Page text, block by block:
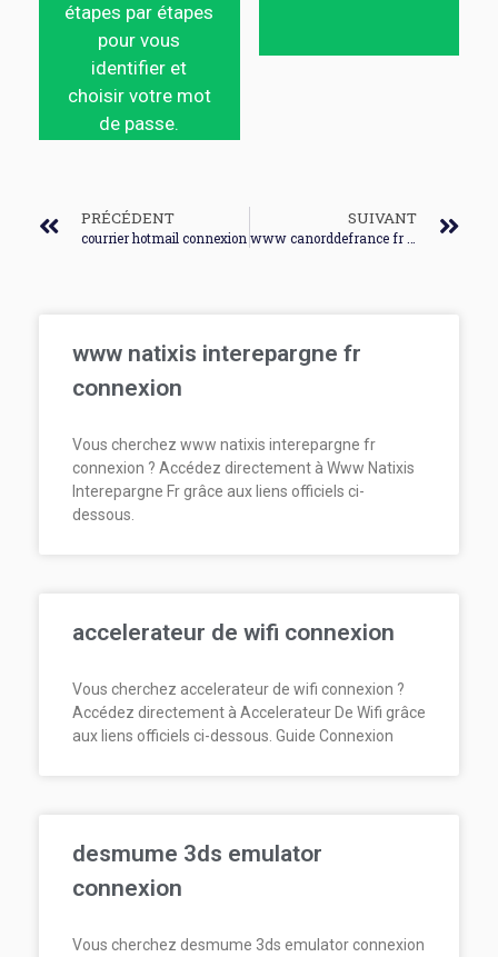
étapes par étapes
pour vous
identifier et
choisir votre mot
de passe.
PRÉCÉDENT
courrier hotmail connexion
SUIVANT
www natixis interepargne fr
connexion
Vous cherchez www natixis interepargne fr
connexion ? Accédez directement à Www Natixis
Interepargne Fr grâce aux liens officiels ci-
dessous.
accelerateur de wifi connexion
Vous cherchez accelerateur de wifi connexion ?
Accédez directement à Accelerateur De Wifi grâce
aux liens officiels ci-dessous. Guide Connexion
desmume 3ds emulator
connexion
Vous cherchez desmume 3ds emulator connexion